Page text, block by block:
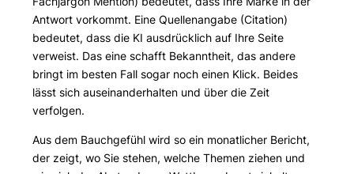
Antwort vorkommt. Eine Quellenangabe (Citation)
bedeutet, dass die KI ausdrücklich auf Ihre Seite
verweist. Das eine schafft Bekanntheit, das andere
bringt im besten Fall sogar noch einen Klick. Beides
lässt sich auseinanderhalten und über die Zeit
verfolgen.
Aus dem Bauchgefühl wird so ein monatlicher Bericht,
der zeigt, wo Sie stehen, welche Themen ziehen und